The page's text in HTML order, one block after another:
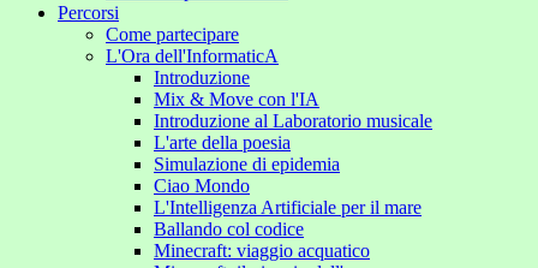
Percorsi
Come partecipare
L'Ora dell'InformaticA
Introduzione
Mix & Move con l'IA
Introduzione al Laboratorio musicale
L'arte della poesia
Simulazione di epidemia
Ciao Mondo
L'Intelligenza Artificiale per il mare
Ballando col codice
Minecraft: viaggio acquatico